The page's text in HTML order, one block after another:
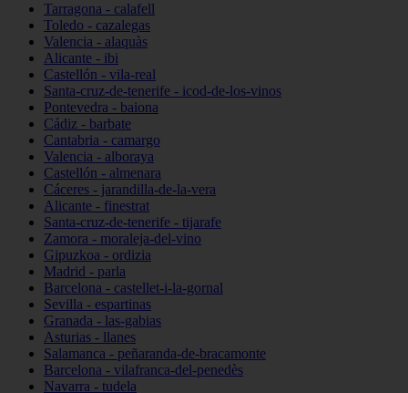
Tarragona - calafell
Toledo - cazalegas
Valencia - alaquàs
Alicante - ibi
Castellón - vila-real
Santa-cruz-de-tenerife - icod-de-los-vinos
Pontevedra - baiona
Cádiz - barbate
Cantabria - camargo
Valencia - alboraya
Castellón - almenara
Cáceres - jarandilla-de-la-vera
Alicante - finestrat
Santa-cruz-de-tenerife - tijarafe
Zamora - moraleja-del-vino
Gipuzkoa - ordizia
Madrid - parla
Barcelona - castellet-i-la-gornal
Sevilla - espartinas
Granada - las-gabias
Asturias - llanes
Salamanca - peñaranda-de-bracamonte
Barcelona - vilafranca-del-penedès
Navarra - tudela